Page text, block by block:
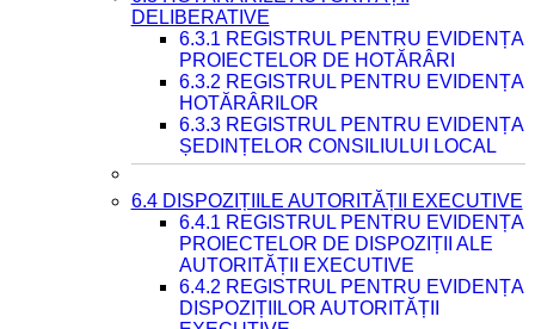
DELIBERATIVE
6.3.1 REGISTRUL PENTRU EVIDENȚA
PROIECTELOR DE HOTĂRÂRI
6.3.2 REGISTRUL PENTRU EVIDENȚA
HOTĂRÂRILOR
6.3.3 REGISTRUL PENTRU EVIDENȚA
ȘEDINȚELOR CONSILIULUI LOCAL
6.4 DISPOZIȚIILE AUTORITĂȚII EXECUTIVE
6.4.1 REGISTRUL PENTRU EVIDENȚA
PROIECTELOR DE DISPOZIȚII ALE
AUTORITĂȚII EXECUTIVE
6.4.2 REGISTRUL PENTRU EVIDENȚA
DISPOZIȚIILOR AUTORITĂȚII